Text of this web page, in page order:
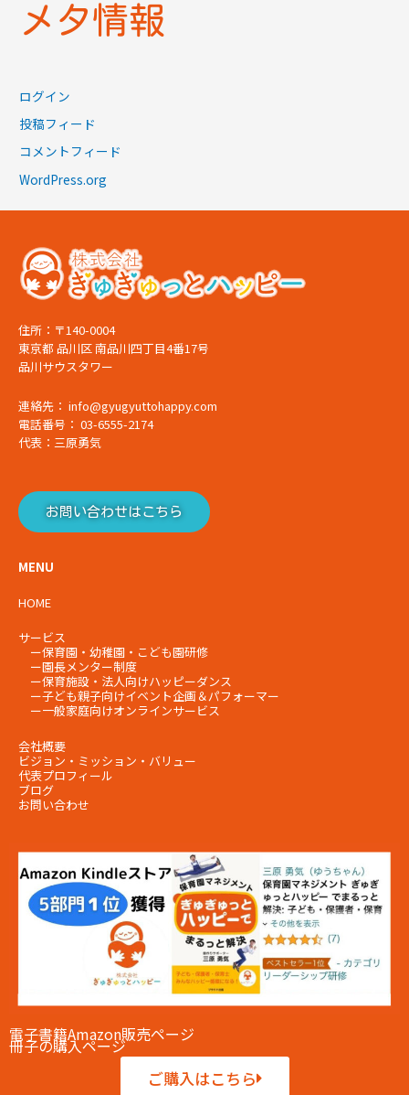
メタ情報
ログイン
投稿フィード
コメントフィード
WordPress.org
住所：〒140-0004
東京都 品川区 南品川四丁目4番17号
品川サウスタワー
連絡先： info@gyugyuttohappy.com
電話番号： 03-6555-2174
代表：三原勇気
お問い合わせはこちら
MENU
HOME
サービス
ー保育園・幼稚園・こども園研修
ー園長メンター制度
ー保育施設・法人向けハッピーダンス
ー子ども親子向けイベント企画＆パフォーマー
ー一般家庭向けオンラインサービス
会社概要
ビジョン・ミッション・ バリュー
代表プロフィール
ブログ
お問い合わせ
電子書籍Amazon販売ページ
冊子の購入ページ
ご購入はこちら